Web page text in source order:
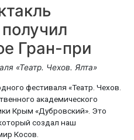
Гран-при
«Театр. Чехов. Ялта»
фестиваля «Театр. Чехов.
академического
Крым «Дубровский». Это
создал наш
Косов.